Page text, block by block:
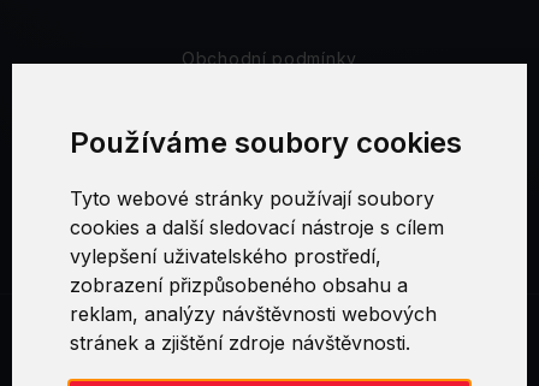
Používáme soubory cookies
Tyto webové stránky používají soubory
cookies a další sledovací nástroje s cílem
vylepšení uživatelského prostředí,
zobrazení přizpůsobeného obsahu a
reklam, analýzy návštěvnosti webových
stránek a zjištění zdroje návštěvnosti.
Obchodní podmínky
Nastavení cookies
Swirl logoTM je ochranná známka společnosti AXELOS Limited. ITIL®
je registrovanou ochrannou známkou AXELOS Limited. PRINCE2® je